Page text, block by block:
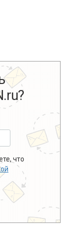
что